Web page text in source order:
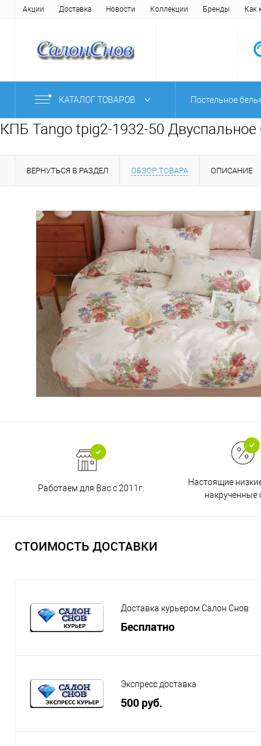
Акции Доставка Новости Коллекции Бренды Как
КАТАЛОГ ТОВАРОВ Постельное
КПБ Tango tpig2-1932-50 Двуспальное
ВЕРНУТЬСЯ В РАЗДЕЛ ОБЗОР ТОВАРА ОПИСАНИЕ
Работаем для Вас с 2011г.
Настоящие
накрученные
СТОИМОСТЬ ДОСТАВКИ
Доставка курьером Салон Снов
Бесплатно
Экспресс доставка
500 руб.